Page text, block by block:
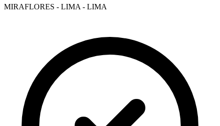
MIRAFLORES - LIMA - LIMA